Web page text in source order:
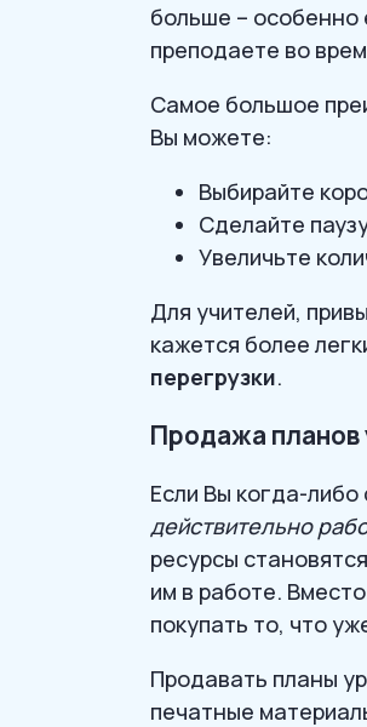
больше – особенно
преподаете во
Самое большое
Вы можете:
Выбирайте
Сделайте
Увеличьте
Для учителей,
кажется более
перегрузки.
Продажа планов
Если Вы когда-
действительно
ресурсы
им в работе.
покупать то, что
Продавать планы
печатные